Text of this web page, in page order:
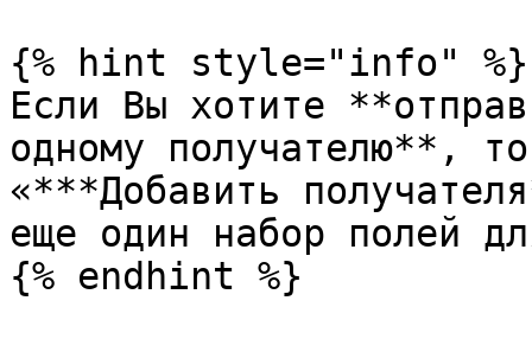
{% hint style="info" %}
Если Вы хотите
одному получателю**,
«***Добавить
еще один набор полей
{% endhint %}